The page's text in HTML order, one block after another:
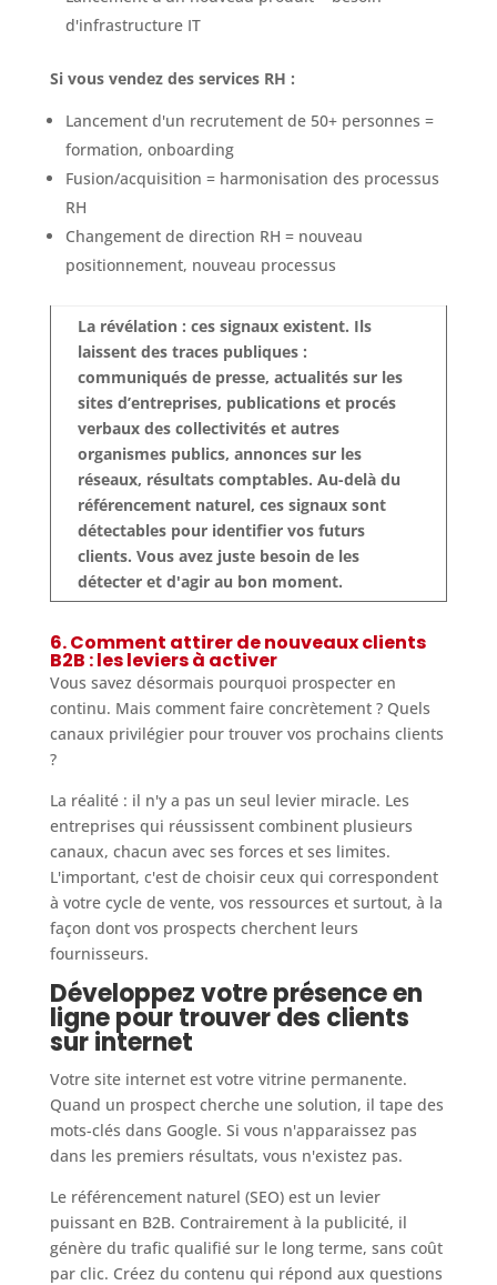
d'infrastructure IT
Si vous vendez des services RH :
Lancement d'un recrutement de 50+ personnes =
formation, onboarding
Fusion/acquisition = harmonisation des processus
RH
Changement de direction RH = nouveau
positionnement, nouveau processus
La révélation : ces signaux existent. Ils
laissent des traces publiques :
communiqués de presse, actualités sur les
sites d’entreprises, publications et procés
verbaux des collectivités et autres
organismes publics, annonces sur les
réseaux, résultats comptables. Au-delà du
référencement naturel, ces signaux sont
détectables pour identifier vos futurs
clients. Vous avez juste besoin de les
détecter et d'agir au bon moment.
6. Comment attirer de nouveaux clients
B2B : les leviers à activer
Vous savez désormais pourquoi prospecter en
continu. Mais comment faire concrètement ? Quels
canaux privilégier pour trouver vos prochains clients
?
La réalité : il n'y a pas un seul levier miracle. Les
entreprises qui réussissent combinent plusieurs
canaux, chacun avec ses forces et ses limites.
L'important, c'est de choisir ceux qui correspondent
à votre cycle de vente, vos ressources et surtout, à la
façon dont vos prospects cherchent leurs
fournisseurs.
Développez votre présence en
ligne pour trouver des clients
sur internet
Votre site internet est votre vitrine permanente.
Quand un prospect cherche une solution, il tape des
mots-clés dans Google. Si vous n'apparaissez pas
dans les premiers résultats, vous n'existez pas.
Le référencement naturel (SEO) est un levier
puissant en B2B. Contrairement à la publicité, il
génère du trafic qualifié sur le long terme, sans coût
par clic. Créez du contenu qui répond aux questions